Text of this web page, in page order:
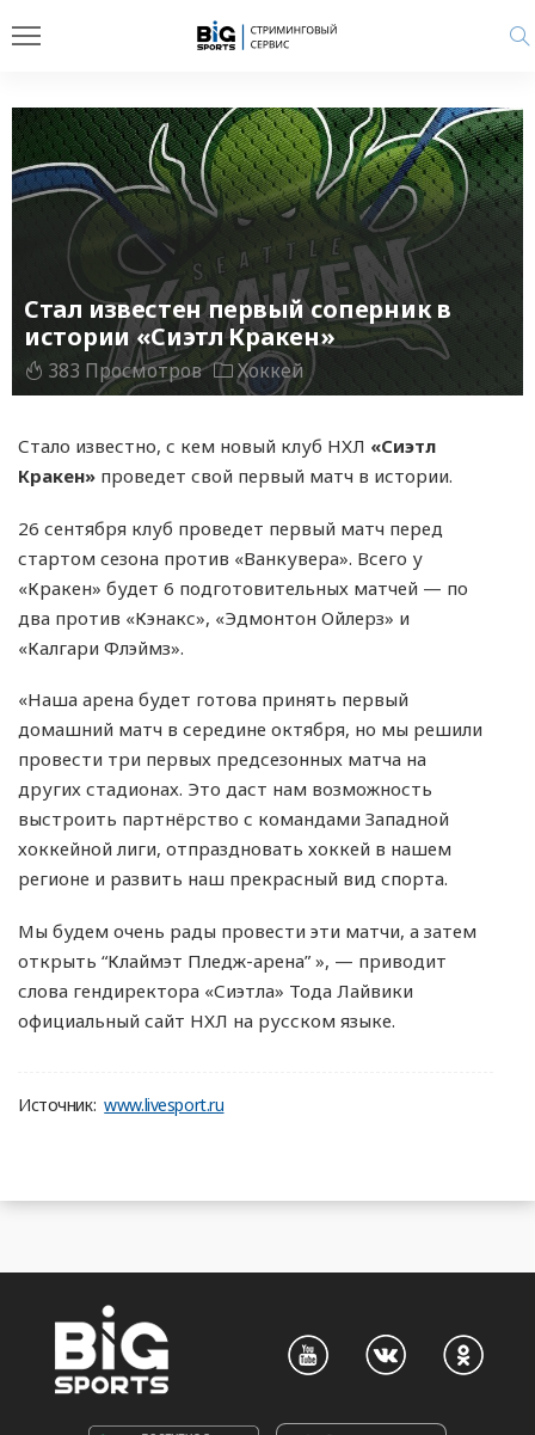
Стал известен первый соперник в
истории «Сиэтл Кракен»
383 Просмотров Хоккей
Стало известно, с кем новый клуб НХЛ «Сиэтл
Кракен» проведет свой первый матч в истории.
26 сентября клуб проведет первый матч перед
стартом сезона против «Ванкувера». Всего у
«Кракен» будет 6 подготовительных матчей — по
два против «Кэнакс», «Эдмонтон Ойлерз» и
«Калгари Флэймз».
«Наша арена будет готова принять первый
домашний матч в середине октября, но мы решили
провести три первых предсезонных матча на
других стадионах. Это даст нам возможность
выстроить партнёрство с командами Западной
хоккейной лиги, отпраздновать хоккей в нашем
регионе и развить наш прекрасный вид спорта.
Мы будем очень рады провести эти матчи, а затем
открыть “Клаймэт Пледж-арена” », — приводит
слова гендиректора «Сиэтла» Тода Лайвики
официальный сайт НХЛ на русском языке.
Источник: www.livesport.ru